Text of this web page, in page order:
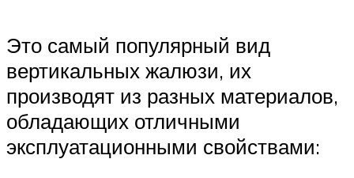
Это самый популярный вид
вертикальных жалюзи, их
производят из разных материалов,
обладающих отличными
эксплуатационными свойствами: